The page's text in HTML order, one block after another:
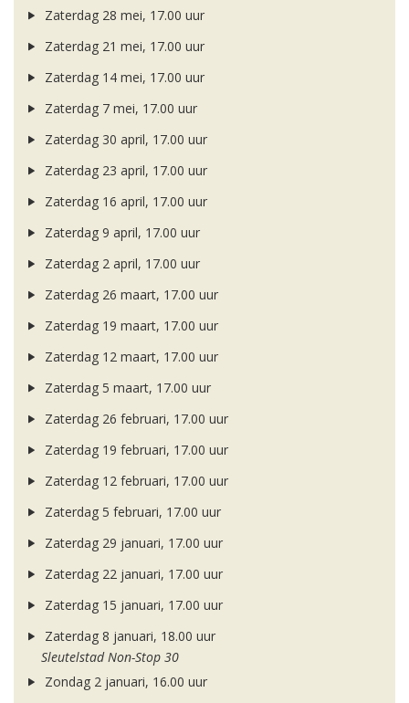
Zaterdag 28 mei, 17.00 uur
Zaterdag 21 mei, 17.00 uur
Zaterdag 14 mei, 17.00 uur
Zaterdag 7 mei, 17.00 uur
Zaterdag 30 april, 17.00 uur
Zaterdag 23 april, 17.00 uur
Zaterdag 16 april, 17.00 uur
Zaterdag 9 april, 17.00 uur
Zaterdag 2 april, 17.00 uur
Zaterdag 26 maart, 17.00 uur
Zaterdag 19 maart, 17.00 uur
Zaterdag 12 maart, 17.00 uur
Zaterdag 5 maart, 17.00 uur
Zaterdag 26 februari, 17.00 uur
Zaterdag 19 februari, 17.00 uur
Zaterdag 12 februari, 17.00 uur
Zaterdag 5 februari, 17.00 uur
Zaterdag 29 januari, 17.00 uur
Zaterdag 22 januari, 17.00 uur
Zaterdag 15 januari, 17.00 uur
Zaterdag 8 januari, 18.00 uur
Sleutelstad Non-Stop 30
Zondag 2 januari, 16.00 uur